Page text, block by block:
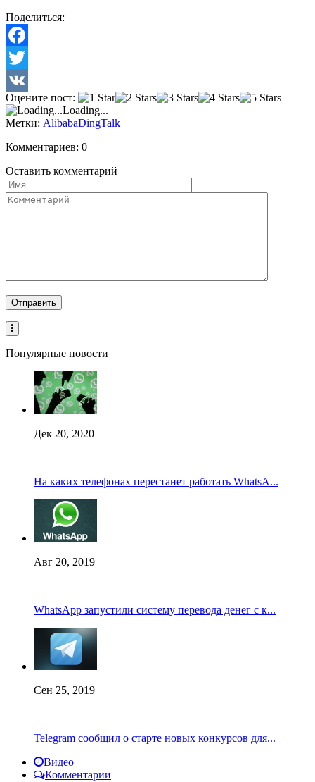
Поделиться:
Facebook
Twitter
VK
Оцените пост:
Loading...
Метки: AlibabaDingTalk
Комментариев: 0
Оставить комментарий
Популярные новости
Дек 20, 2020
На каких телефонах перестанет работать WhatsA...
Авг 20, 2019
WhatsApp запустили систему перевода денег с к...
Сен 25, 2019
Telegram сообщил о старте новых конкурсов для...
Видео
Комментарии